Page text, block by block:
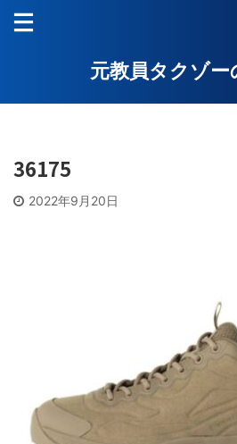
元教員タクゾー
36175
2022年9月20日